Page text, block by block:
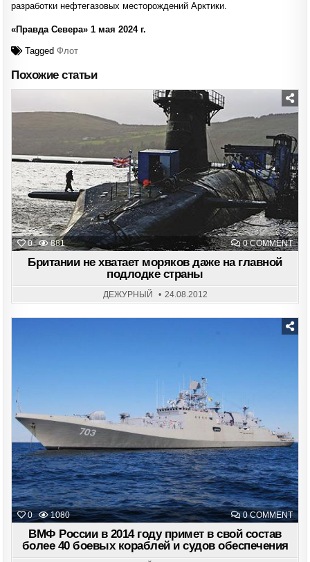
разработки нефтегазовых месторождений Арктики.
«Правда Севера» 1 мая 2024 г.
TaggedФлот
Похожие статьи
0 881 0 COMMENTON
Posted
in
Британии не хватает моряков даже на главной
подлодке страны
ДЕЖУРНЫЙ 24.08.2012
0 1080 0 COMMENTON
ВМФ
ВМФ России в 2014 году примет в свой состав
более 40 боевых кораблей и судов обеспечения